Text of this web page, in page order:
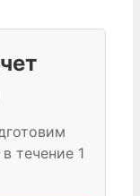
течение 1